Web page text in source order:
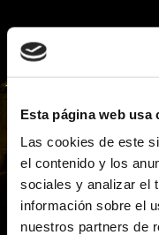
Esta página web usa
Las cookies de este
el contenido y los
sociales y analizar el
información sobre el
nuestros partners de